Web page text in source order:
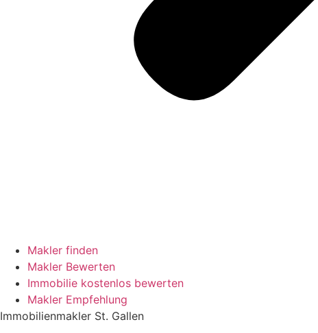
Makler finden
Makler Bewerten
Immobilie kostenlos bewerten
Makler Empfehlung
Immobilienmakler St. Gallen